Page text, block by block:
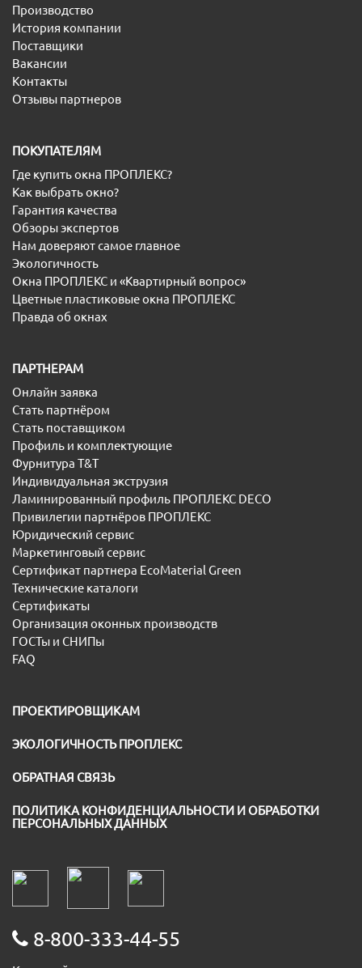
Производство
История компании
Поставщики
Вакансии
Контакты
Отзывы партнеров
ПОКУПАТЕЛЯМ
Где купить окна ПРОПЛЕКС?
Как выбрать окно?
Гарантия качества
Обзоры экспертов
Нам доверяют самое главное
Экологичность
Окна ПРОПЛЕКС и «Квартирный вопрос»
Цветные пластиковые окна ПРОПЛЕКС
Правда об окнах
ПАРТНЕРАМ
Онлайн заявка
Стать партнёром
Стать поставщиком
Профиль и комплектующие
Фурнитура T&T
Индивидуальная экструзия
Ламинированный профиль ПРОПЛЕКС DECO
Привилегии партнёров ПРОПЛЕКС
Юридический сервис
Маркетинговый сервис
Сертификат партнера EcoMaterial Green
Технические каталоги
Сертификаты
Организация оконных производств
ГОСТы и СНИПы
FAQ
ПРОЕКТИРОВЩИКАМ
ЭКОЛОГИЧНОСТЬ ПРОПЛЕКС
ОБРАТНАЯ СВЯЗЬ
ПОЛИТИКА КОНФИДЕНЦИАЛЬНОСТИ И ОБРАБОТКИ
ПЕРСОНАЛЬНЫХ ДАННЫХ
8-800-333-44-55